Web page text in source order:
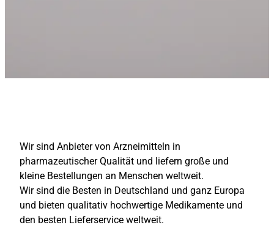
Wir sind Anbieter von Arzneimitteln in
pharmazeutischer Qualität und liefern große und
kleine Bestellungen an Menschen weltweit.
Wir sind die Besten in Deutschland und ganz Europa
und bieten qualitativ hochwertige Medikamente und
den besten Lieferservice weltweit.